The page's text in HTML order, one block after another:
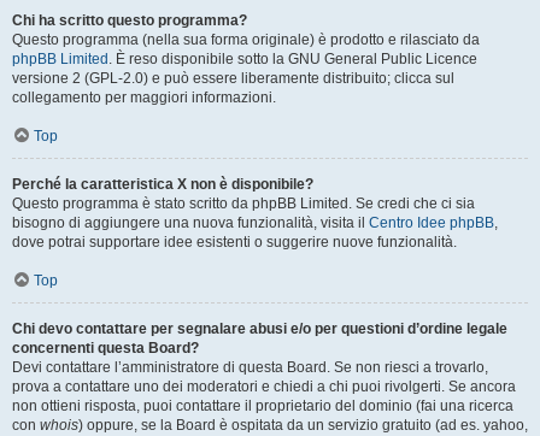
Chi ha scritto questo programma?
Questo programma (nella sua forma originale) è prodotto e rilasciato da
phpBB Limited . È reso disponibile sotto la GNU General Public Licence
versione 2 (GPL-2.0) e può essere liberamente distribuito; clicca sul
collegamento per maggiori informazioni.
Top
Perché la caratteristica X non è disponibile?
Questo programma è stato scritto da phpBB Limited. Se credi che ci sia
bisogno di aggiungere una nuova funzionalità, visita il Centro Idee phpBB,
dove potrai supportare idee esistenti o suggerire nuove funzionalità.
Top
Chi devo contattare per segnalare abusi e/o per questioni d’ordine legale
concernenti questa Board?
Devi contattare l’amministratore di questa Board. Se non riesci a trovarlo,
prova a contattare uno dei moderatori e chiedi a chi puoi rivolgerti. Se ancora
non ottieni risposta, puoi contattare il proprietario del dominio (fai una ricerca
con whois) oppure, se la Board è ospitata da un servizio gratuito (ad es. yahoo,